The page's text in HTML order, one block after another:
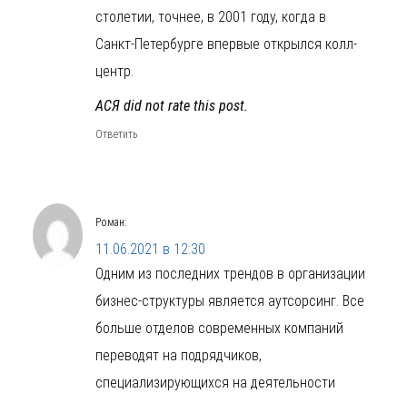
столетии, точнее, в 2001 году, когда в
Санкт-Петербурге впервые открылся колл-
центр.
АСЯ did not rate this post.
Ответить
Роман:
11.06.2021 в 12:30
Одним из последних трендов в организации
бизнес-структуры является аутсорсинг. Все
больше отделов современных компаний
переводят на подрядчиков,
специализирующихся на деятельности